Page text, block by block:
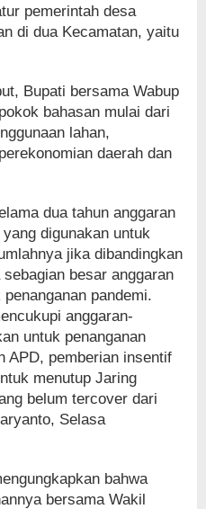
pemerintah desa
di dua Kecamatan, yaitu
Bupati bersama Wabup
bahasan mulai dari
lahan,
daerah dan
dua tahun anggaran
digunakan untuk
jika dibandingkan
besar anggaran
pandemi.
anggaran-
untuk penanganan
APD, pemberian insentif
menutup Jaring
belum tercover dari
Selasa
bahwa
bersama Wakil